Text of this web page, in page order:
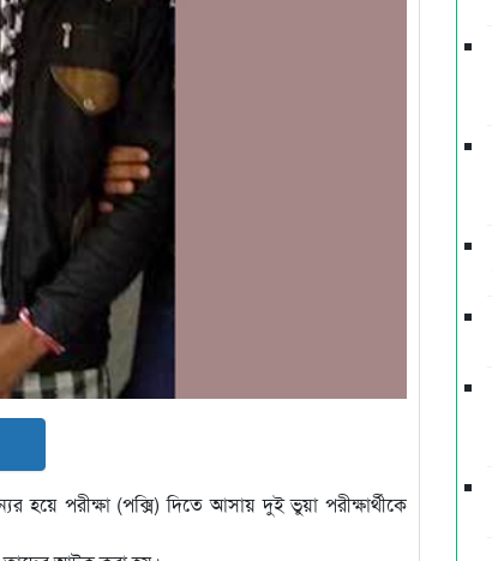
পরীক্ষা (পক্সি) দিতে আসায় দুই ভুয়া পরীক্ষার্থীকে